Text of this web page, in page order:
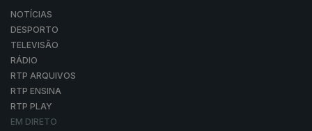
NOTÍCIAS
DESPORTO
TELEVISÃO
RÁDIO
RTP ARQUIVOS
RTP ENSINA
RTP PLAY
EM DIRETO